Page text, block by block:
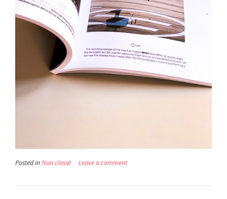
Posted inNon classé Leave a comment